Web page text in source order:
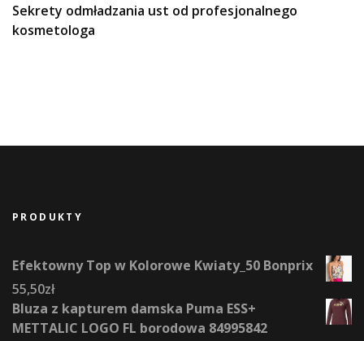
Sekrety odmładzania ust od profesjonalnego
kosmetologa
PRODUKTY
Efektowny Top w Kolorowe Kwiaty_50 Bonprix
55,50zł
Bluza z kapturem damska Puma ESS+
METTALIC LOGO FL borodowa 84995842